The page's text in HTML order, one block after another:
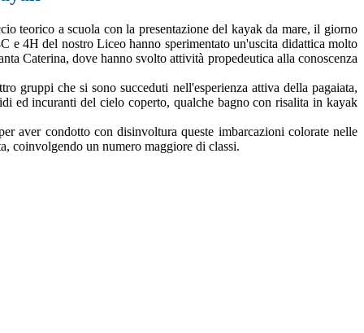
teorico a scuola con la presentazione del kayak da mare, il giorno
e 4H del nostro Liceo hanno sperimentato un'uscita didattica molto
Caterina, dove hanno svolto attività propedeutica alla conoscenza
gruppi che si sono succeduti nell'esperienza attiva della pagaiata,
ed incuranti del cielo coperto, qualche bagno con risalita in kayak
aver condotto con disinvoltura queste imbarcazioni colorate nelle
coinvolgendo un numero maggiore di classi.